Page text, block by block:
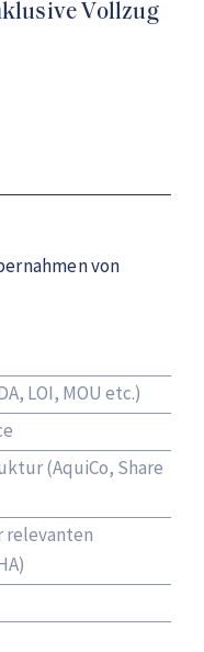
Vollzug
von
LOI, MOU etc.)
(AquiCo, Share
relevanten